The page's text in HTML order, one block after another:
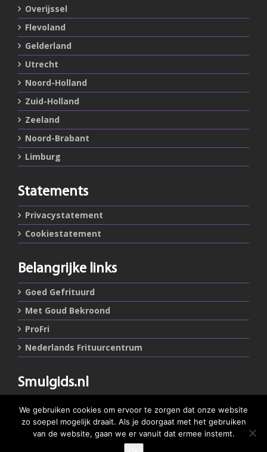
Overijssel
Flevoland
Gelderland
Utrecht
Noord-Holland
Zuid-Holland
Zeeland
Noord-Brabant
Limburg
Statements
Privacystatement
Cookiestatement
Belangrijke links
Goed Gefrituurd
Met Goud Bekroond
ProFri
Nederlands Frituurcentrum
Smulgids.nl
Blaarthemseweg 72
5502 JW Veldhoven
We gebruiken cookies om ervoor te zorgen dat onze website
zo soepel mogelijk draait. Als je doorgaat met het gebruiken
van de website, gaan we er vanuit dat ermee instemt.